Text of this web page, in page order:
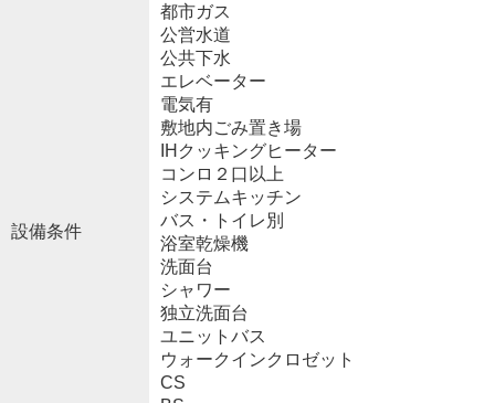
設備条件
都市ガス
公営水道
公共下水
エレベーター
電気有
敷地内ごみ置き場
IHクッキングヒーター
コンロ２口以上
システムキッチン
バス・トイレ別
浴室乾燥機
洗面台
シャワー
独立洗面台
ユニットバス
ウォークインクロゼット
CS